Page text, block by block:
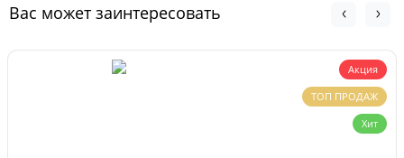
Вас может заинтересовать
Акция
ТОП ПРОДАЖ
Хит